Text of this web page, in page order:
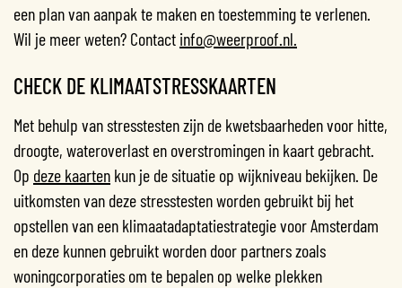
een plan van aanpak te maken en toestemming te verlenen.
Wil je meer weten? Contact info@weerproof.nl.
CHECK DE KLIMAATSTRESSKAARTEN
Met behulp van stresstesten zijn de kwetsbaarheden voor hitte,
droogte, wateroverlast en overstromingen in kaart gebracht.
Op deze kaarten kun je de situatie op wijkniveau bekijken. De
uitkomsten van deze stresstesten worden gebruikt bij het
opstellen van een klimaatadaptatiestrategie voor Amsterdam
en deze kunnen gebruikt worden door partners zoals
woningcorporaties om te bepalen op welke plekken